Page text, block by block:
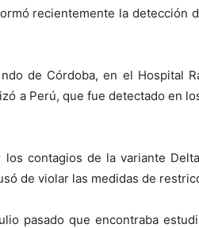
recientemente la detección
de Córdoba, en el Hospital
a Perú, que fue detectado en
contagios de la variante
de violar las medidas de
pasado que encontraba